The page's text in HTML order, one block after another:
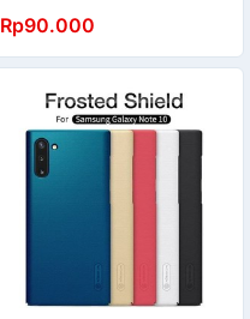
Rp90.000